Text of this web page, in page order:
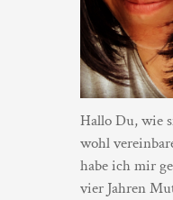
Hallo Du, wie
wohl
habe ich mir
vier Jahren